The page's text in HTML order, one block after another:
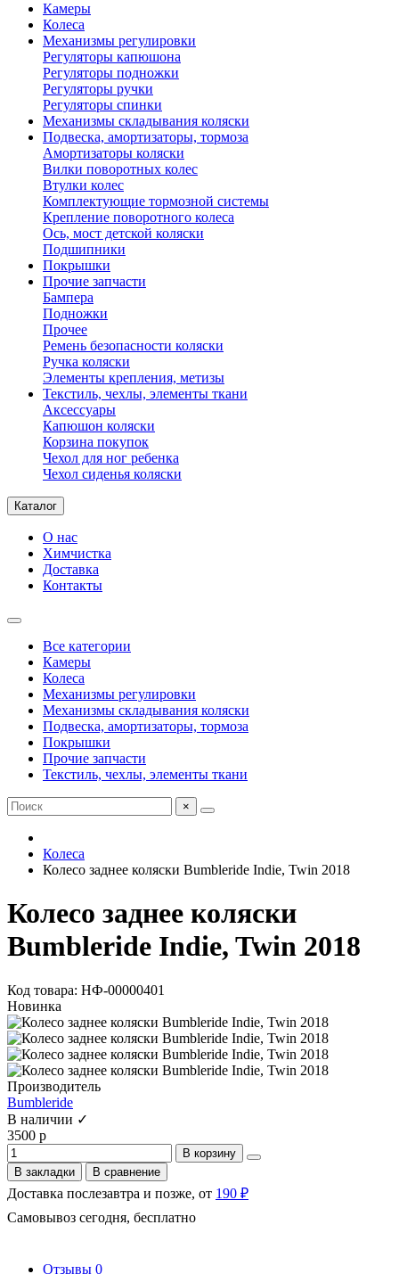
Камеры
Колеса
Механизмы регулировки
Регуляторы капюшона
Регуляторы подножки
Регуляторы ручки
Регуляторы спинки
Механизмы складывания коляски
Подвеска, амортизаторы, тормоза
Амортизаторы коляски
Вилки поворотных колес
Втулки колес
Комплектующие тормозной системы
Крепление поворотного колеса
Ось, мост детской коляски
Подшипники
Покрышки
Прочие запчасти
Бампера
Подножки
Прочее
Ремень безопасности коляски
Ручка коляски
Элементы крепления, метизы
Текстиль, чехлы, элементы ткани
Аксессуары
Капюшон коляски
Корзина покупок
Чехол для ног ребенка
Чехол сиденья коляски
Каталог
О нас
Химчистка
Доставка
Контакты
Все категории
Камеры
Колеса
Механизмы регулировки
Механизмы складывания коляски
Подвеска, амортизаторы, тормоза
Покрышки
Прочие запчасти
Текстиль, чехлы, элементы ткани
×
Колеса
Колесо заднее коляски Bumbleride Indie, Twin 2018
Колесо заднее коляски
Bumbleride Indie, Twin 2018
Код товара: НФ-00000401
Новинка
Производитель
Bumbleride
В наличии ✓
3500 р
В корзину
В закладки
В сравнение
Доставка послезавтра и позже, от 190 ₽
Самовывоз сегодня, бесплатно
Отзывы 0